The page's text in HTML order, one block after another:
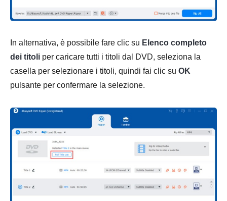
In alternativa, è possibile fare clic su Elenco completo
dei titoli per caricare tutti i titoli dal DVD, seleziona la
casella per selezionare i titoli, quindi fai clic su OK
pulsante per confermare la selezione.